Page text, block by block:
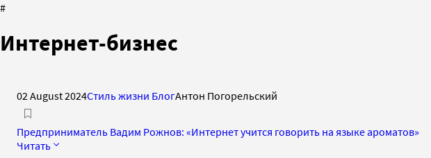
#
Интернет-бизнес
02 August 2024Стиль жизни БлогАнтон Погорельский
Предприниматель Вадим Рожнов: «Интернет учится говорить на языке ароматов»
Читать